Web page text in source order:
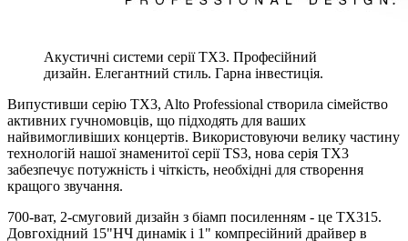
Акустичні системи серії TX3. Професійний
дизайн. Елегантний стиль. Гарна інвестиція.
Випустивши серію TX3, Alto Professional створила сімейство
активних гучномовців, що підходять для ваших
найвимогливіших концертів. Використовуючи велику частину
технологій нашої знаменитої серії TS3, нова серія TX3
забезпечує потужність і чіткість, необхідні для створення
кращого звучання.
700-ват, 2-смуговий дизайн з біамп посиленням - це TX315.
Довгохідний 15"НЧ динамік і 1" компресійний драйвер в